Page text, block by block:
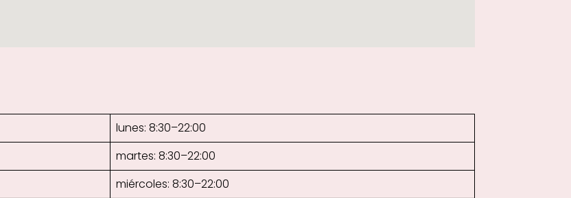
lunes: 8:30–22:00
martes: 8:30–22:00
miércoles: 8:30–22:00